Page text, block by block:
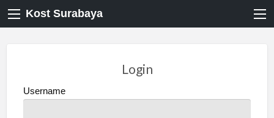
Kost Surabaya
Login
Username